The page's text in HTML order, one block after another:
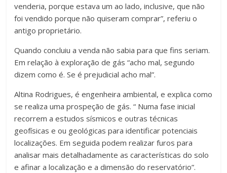
venderia, porque estava um ao lado, inclusive, que não
foi vendido porque não quiseram comprar”, referiu o
antigo proprietário.
Quando concluiu a venda não sabia para que fins seriam.
Em relação à exploração de gás “acho mal, segundo
dizem como é. Se é prejudicial acho mal”.
Altina Rodrigues, é engenheira ambiental, e explica como
se realiza uma prospeção de gás. “ Numa fase inicial
recorrem a estudos sísmicos e outras técnicas
geofísicas e ou geológicas para identificar potenciais
localizações. Em seguida podem realizar furos para
analisar mais detalhadamente as características do solo
e afinar a localização e a dimensão do reservatório”.